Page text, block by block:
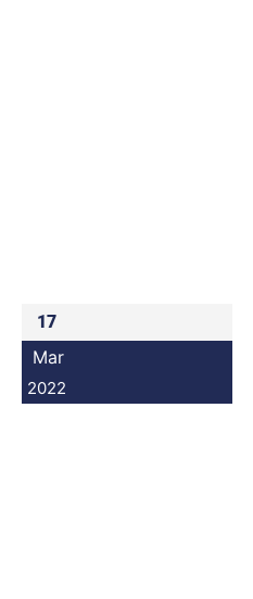
17
Mar
2022